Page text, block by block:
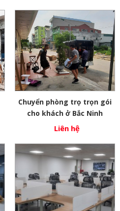
Chuyển phòng trọ trọn gói
cho khách ở Bắc Ninh
Liên hệ